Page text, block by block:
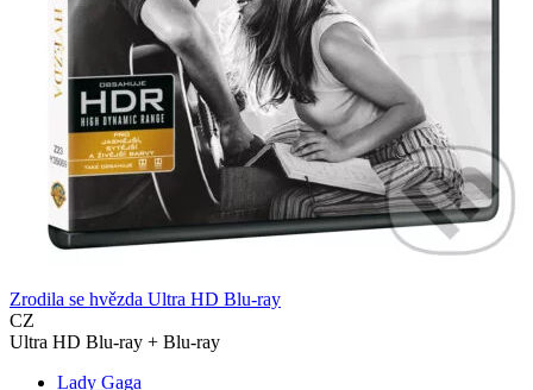
Zrodila se hvězda Ultra HD Blu-ray
CZ
Ultra HD Blu-ray + Blu-ray
Lady Gaga